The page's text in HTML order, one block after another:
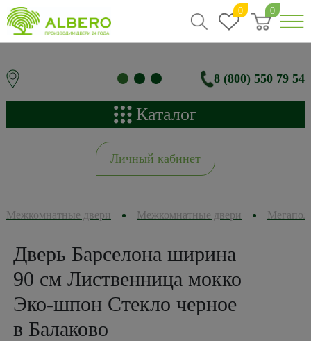
0 0
8 (800) 550 79 54
Каталог
Личный кабинет
Межкомнатные двери Межкомнатные двери
Дверь Барселона ширина
90 см Лиственница мокко
Эко-шпон Стекло черное
в Балаково